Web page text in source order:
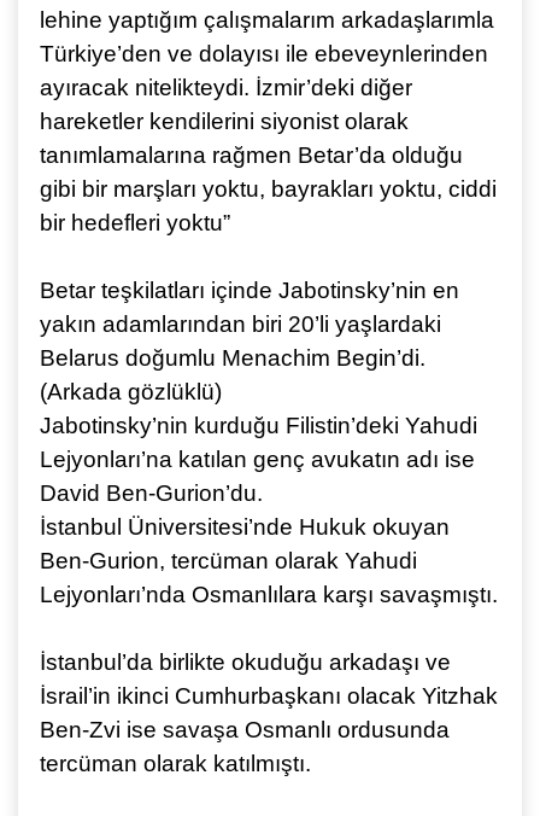
lehine yaptığım çalışmalarım arkadaşlarımla
Türkiye’den ve dolayısı ile ebeveynlerinden
ayıracak nitelikteydi. İzmir’deki diğer
hareketler kendilerini siyonist olarak
tanımlamalarına rağmen Betar’da olduğu
gibi bir marşları yoktu, bayrakları yoktu, ciddi
bir hedefleri yoktu”
Betar teşkilatları içinde Jabotinsky’nin en
yakın adamlarından biri 20’li yaşlardaki
Belarus doğumlu Menachim Begin’di.
(Arkada gözlüklü)
Jabotinsky’nin kurduğu Filistin’deki Yahudi
Lejyonları’na katılan genç avukatın adı ise
David Ben-Gurion’du.
İstanbul Üniversitesi’nde Hukuk okuyan
Ben-Gurion, tercüman olarak Yahudi
Lejyonları’nda Osmanlılara karşı savaşmıştı.
İstanbul’da birlikte okuduğu arkadaşı ve
İsrail’in ikinci Cumhurbaşkanı olacak Yitzhak
Ben-Zvi ise savaşa Osmanlı ordusunda
tercüman olarak katılmıştı.